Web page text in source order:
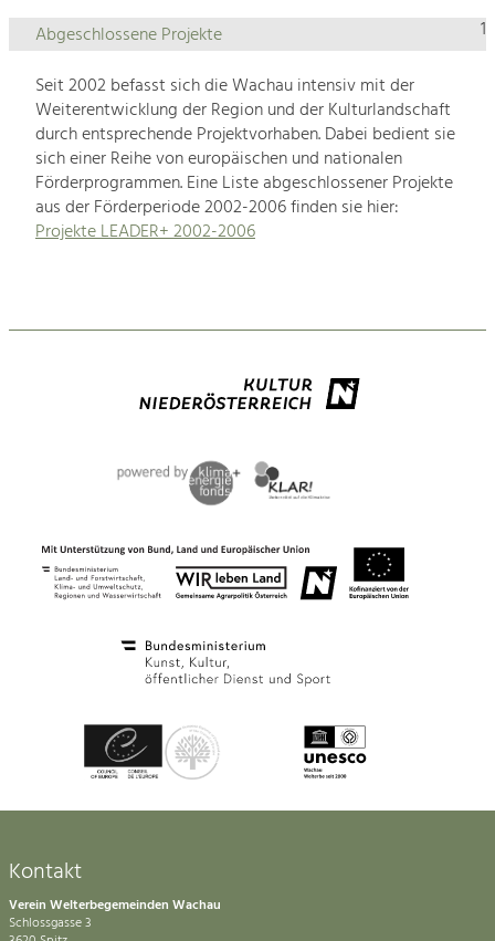
1
Abgeschlossene Projekte
Seit 2002 befasst sich die Wachau intensiv mit der
Weiterentwicklung der Region und der Kulturlandschaft
durch entsprechende Projektvorhaben. Dabei bedient sie
sich einer Reihe von europäischen und nationalen
Förderprogrammen. Eine Liste abgeschlossener Projekte
aus der Förderperiode 2002-2006 finden sie hier:
Projekte LEADER+ 2002-2006
Kontakt
Verein Welterbegemeinden Wachau
Schlossgasse 3